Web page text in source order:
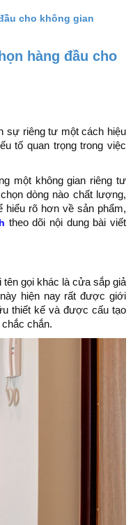
cho không gian
hàng đầu cho
sự riêng tư một cách hiệu
tố quan trọng trong việc
một không gian riêng tư
dòng nào chất lượng,
rõ hơn về sản phẩm,
theo dõi nội dung bài viết
gọi khác là cửa sắp giả
hiện nay rất được giới
thiết kế và được cấu tạo
chắc chắn.